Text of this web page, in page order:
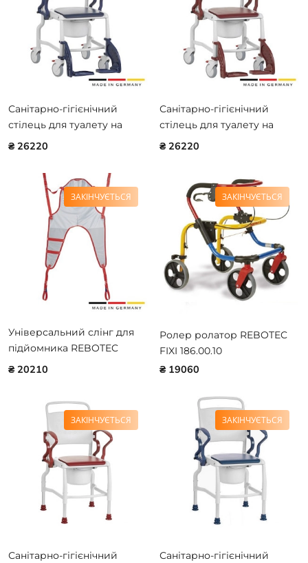
Санітарно-гігієнічний
стілець для туалету на
колесах REBOTEC BONN
₴ 26220
Санітарно-гігієнічний
стілець для туалету на
колесах REBOTEC BONN
₴ 26220
ЗАКІНЧУЄТЬСЯ
Універсальний слінг для
підйомника REBOTEC
ARNOLD 321.10.20
₴ 20210
ЗАКІНЧУЄТЬСЯ
Ролер ролатор REBOTEC
FIXI 186.00.10
₴ 19060
ЗАКІНЧУЄТЬСЯ
Санітарно-гігієнічний
ЗАКІНЧУЄТЬСЯ
Санітарно-гігієнічний